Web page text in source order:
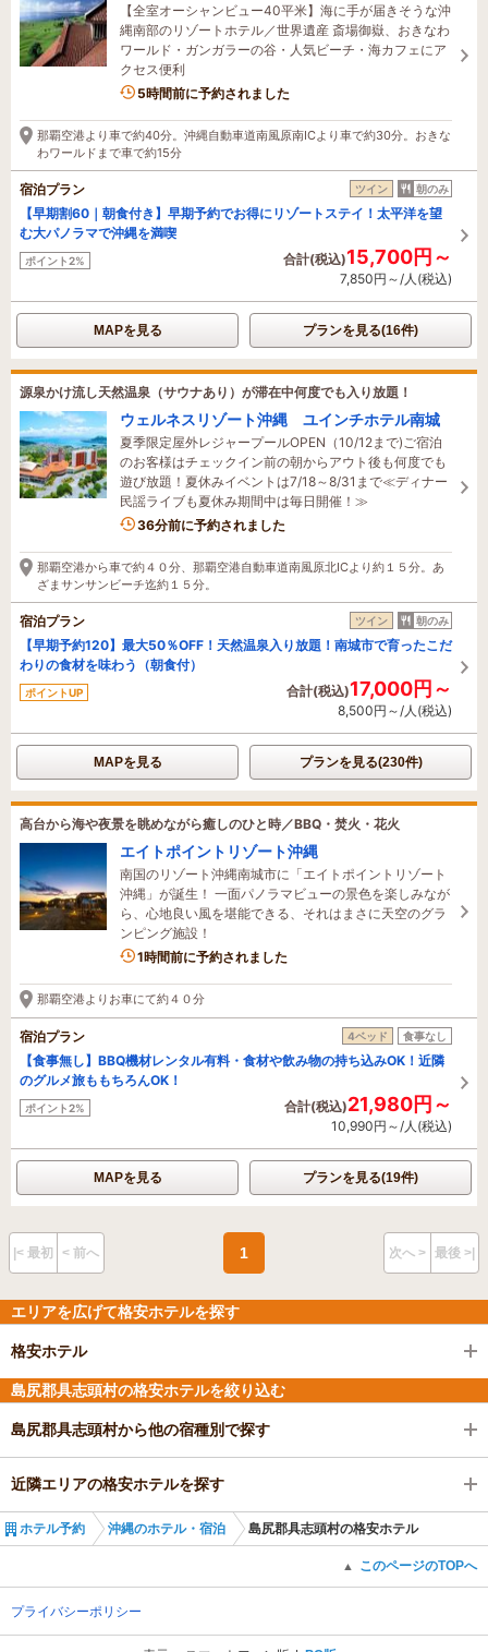
【全室オーシャンビュー40平米】海に手が届きそうな沖
縄南部のリゾートホテル／世界遺産 斎場御嶽、おきなわ
ワールド・ガンガラーの谷・人気ビーチ・海カフェにア
クセス便利
5時間前に予約されました
那覇空港より車で約40分。沖縄自動車道南風原南ICより車で約30分。おきな
わワールドまで車で約15分
宿泊プラン ツイン 朝のみ
【早期割60｜朝食付き】早期予約でお得にリゾートステイ！太平洋を望
む大パノラマで沖縄を満喫
ポイント2% 合計(税込)15,700円～
7,850円～/人(税込)
MAPを見る プランを見る(16件)
源泉かけ流し天然温泉（サウナあり）が滞在中何度でも入り放題！
ウェルネスリゾート沖縄 ユインチホテル南城
夏季限定屋外レジャープールOPEN（10/12まで)ご宿泊
のお客様はチェックイン前の朝からアウト後も何度でも
遊び放題！夏休みイベントは7/18～8/31まで≪ディナー
民謡ライブも夏休み期間中は毎日開催！≫
1名がこの宿を見ています
36分前に予約されました
那覇空港から車で約４０分、那覇空港自動車道南風原北ICより約１５分。あ
ざまサンサンビーチ迄約１５分。
宿泊プラン ツイン 朝のみ
【早期予約120】最大50％OFF！天然温泉入り放題！南城市で育ったこだ
わりの食材を味わう（朝食付）
ポイントUP 合計(税込)17,000円～
8,500円～/人(税込)
MAPを見る プランを見る(230件)
高台から海や夜景を眺めながら癒しのひと時／BBQ・焚火・花火
エイトポイントリゾート沖縄
南国のリゾート沖縄南城市に「エイトポイントリゾート
沖縄」が誕生！ 一面パノラマビューの景色を楽しみなが
ら、心地良い風を堪能できる、それはまさに天空のグラ
ンピング施設！
1時間前に予約されました
那覇空港よりお車にて約４０分
宿泊プラン 4ベッド 食事なし
【食事無し】BBQ機材レンタル有料・食材や飲み物の持ち込みOK！近隣
のグルメ旅ももちろんOK！
ポイント2% 合計(税込)21,980円～
10,990円～/人(税込)
MAPを見る プランを見る(19件)
|< 最初 < 前へ 1 次へ > 最後 >|
エリアを広げて格安ホテルを探す
格安ホテル
島尻郡具志頭村の格安ホテルを絞り込む
島尻郡具志頭村から他の宿種別で探す
近隣エリアの格安ホテルを探す
ホテル予約 沖縄のホテル・宿泊 島尻郡具志頭村の格安ホテル
▲ このページのTOPへ
プライバシーポリシー